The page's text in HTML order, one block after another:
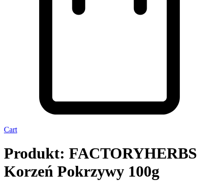
Cart
Produkt: FACTORYHERBS
Korzeń Pokrzywy 100g